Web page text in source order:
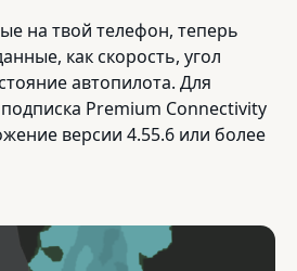
на твой телефон, теперь
как скорость, угол
автопилота. Для
подписка Premium Connectivity
версии 4.55.6 или более